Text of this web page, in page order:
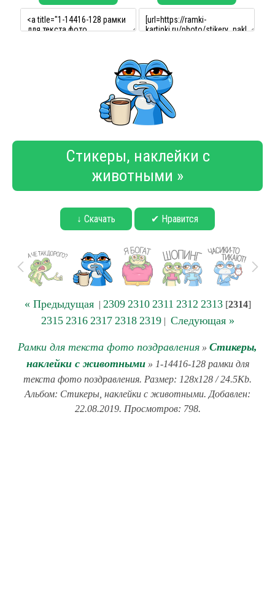
Стикеры, наклейки с
животными »
↓ Скачать ✔ Нравится
« Предыдущая| 2309 2310 2311 2312 2313[2314]
2315 2316 2317 2318 2319| Следующая »
Рамки для текста фото поздравления » Стикеры,
наклейки с животными» 1-14416-128 рамки для
текста фото поздравления. Размер: 128x128 / 24.5Kb.
Альбом: Стикеры, наклейки с животными. Добавлен:
22.08.2019. Просмотров: 798.